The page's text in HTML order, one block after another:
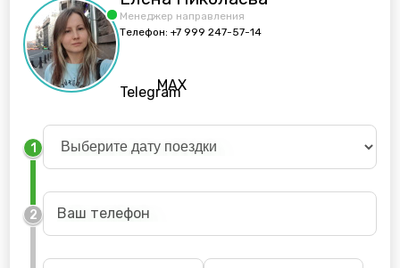
Менеджер направления
Телефон:+7 999 247-57-14
Telegram
MAX
1
2